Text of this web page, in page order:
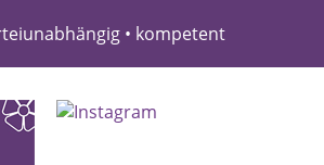
• kompetent